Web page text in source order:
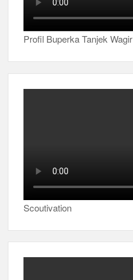
Profil Buperka Tanjek Wagir
Scoutivation